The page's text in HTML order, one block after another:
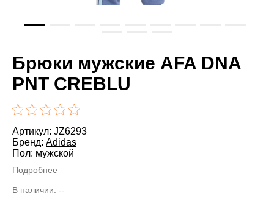
Брюки мужские AFA DNA
PNT CREBLU
Артикул: JZ6293
Бренд: Adidas
Пол: мужской
Подробнее
В наличии: --